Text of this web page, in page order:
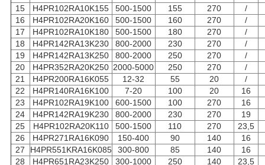
15
H4PR102RA10K155 500-1500 155 270
/
16
H4PR102RA20K160 500-1500 160 270
/
17
H4PR102RA10K180 500-1500 180 270
/
18
H4PR142RA13K230 800-2000 230 270
/
19
H4PR142RA13K250 800-2000 250 270
/
20
H4PR352RA20K250 2000-5000 250 270
/
21
H4PR200RA16K055 12-32 55 20
/
22
H4PR140RA16K100 7-20 100 20 16
23
H4PR102RA19K100 600-1500 100 270 16
24
H4PR142RA19K230 800-2000 230 270 19
25
H4PR102RA20K110 500-1500 110 270 23,5
26
H4PR271RA16K090 150-400 90 140 16
27
H4PR551KRA16K085 300-800 85 140 16
28
H4PR651RA23K250 300-1000 250 140 23,5